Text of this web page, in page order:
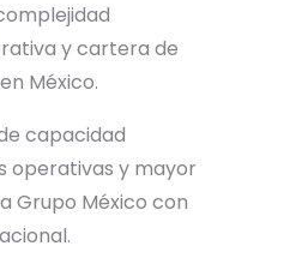
y cartera de
México.
capacidad
operativas y mayor
Grupo México con